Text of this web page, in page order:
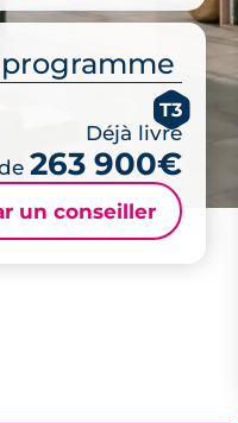
T3
Déjà livré
263 900€
un conseiller